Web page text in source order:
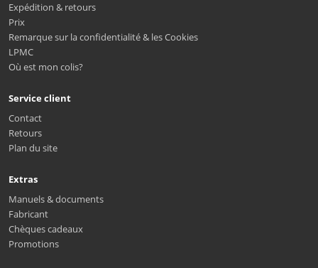
Expédition & retours
Prix
Remarque sur la confidentialité & les Cookies
LPMC
Où est mon colis?
Service client
Contact
Retours
Plan du site
Extras
Manuels & documents
Fabricant
Chèques cadeaux
Promotions